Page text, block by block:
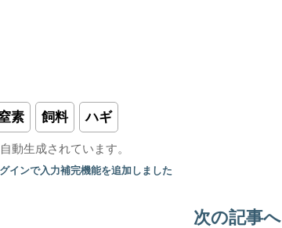
素 飼料 ハギ
動生成されています。
インで入力補完機能を追加しました
次の記事へ